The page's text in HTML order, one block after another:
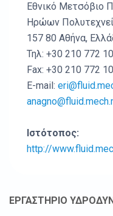
Εθνικό Μετσόβιο
Ηρώων
157 80 Αθήνα,
Τηλ: +30 210 772
Fax: +30 210 772
E-mail:
Ιστότοπος:
http://
ΕΡΓΑΣΤΗΡΙΟ